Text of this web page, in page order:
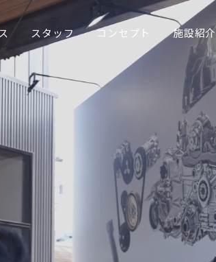
スタッフ コンセプト 施設紹介